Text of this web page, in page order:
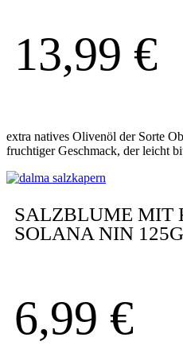
13,99 €
extra natives Olivenöl der Sorte
fruchtiger Geschmack, der leicht
SALZBLUME MIT
SOLANA NIN 125G
6,99 €